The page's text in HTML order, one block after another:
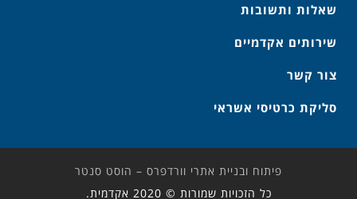
שאלות ותשובות
שירותים אקדמיים
צור קשר
סליקת כרטיסי אשראי
פיתוח ובניית אתרי וורדפרס – הוסט סנטר
כל הזכויות שמורות © 2020 אקדמית.